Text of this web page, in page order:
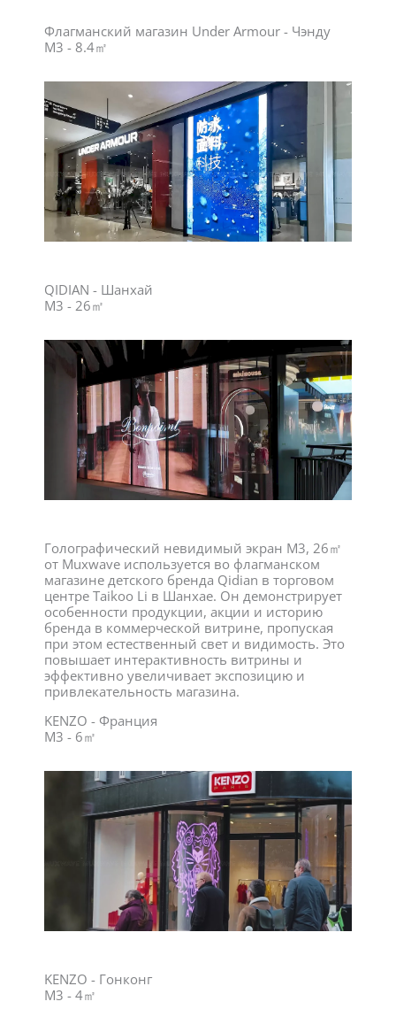
Флагманский магазин Under Armour - Чэнду
M3 - 8.4㎡
QIDIAN - Шанхай
M3 - 26㎡
Голографический невидимый экран M3, 26㎡
от Muxwave используется во флагманском
магазине детского бренда Qidian в торговом
центре Taikoo Li в Шанхае. Он демонстрирует
особенности продукции, акции и историю
бренда в коммерческой витрине, пропуская
при этом естественный свет и видимость. Это
повышает интерактивность витрины и
эффективно увеличивает экспозицию и
привлекательность магазина.
KENZO - Франция
M3 - 6㎡
KENZO - Гонконг
M3 - 4㎡